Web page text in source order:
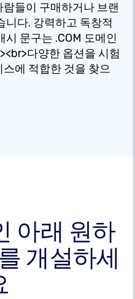
들이 구매하거나 브랜
니다. 강력하고 독창적
문구는 .COM 도메인
다양한 옵션을 시험
에 적합한 것을 찾으
아래 원하
개설하세